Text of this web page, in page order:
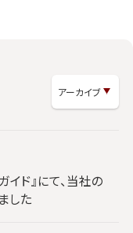
ド』にて、当社の
した